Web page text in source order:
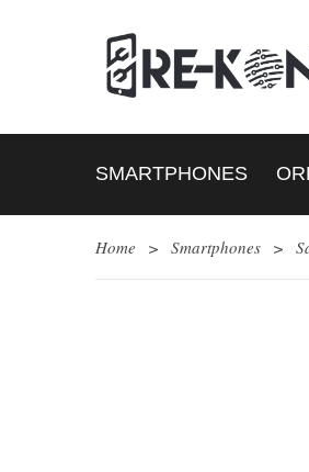
SMARTPHONES
Home > Smartphones >